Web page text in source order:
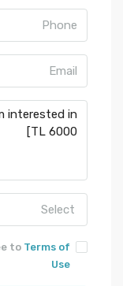
Select
to Terms of
Use